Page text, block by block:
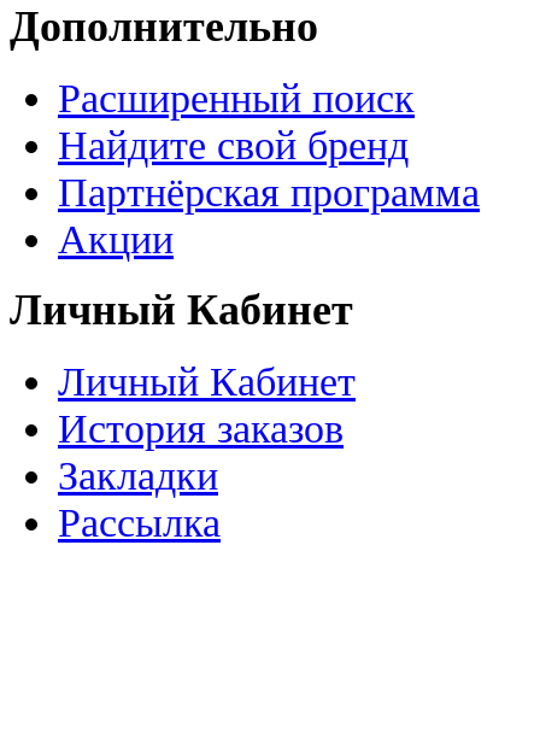
Дополнительно
Расширенный поиск
Найдите свой бренд
Партнёрская программа
Акции
Личный Кабинет
Личный Кабинет
История заказов
Закладки
Рассылка